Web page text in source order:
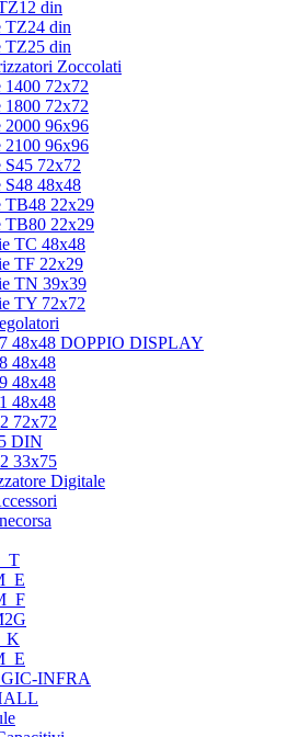
din
TZ24 din
TZ25 din
Zoccolati
72x72
72x72
96x96
96x96
72x72
48x48
TB48 22x29
TB80 22x29
TC 48x48
TF 22x29
TN 39x39
TY 72x72
48x48 DOPPIO DISPLAY
48x48
48x48
48x48
72x72
DIN
33x75
Digitale
INFRA